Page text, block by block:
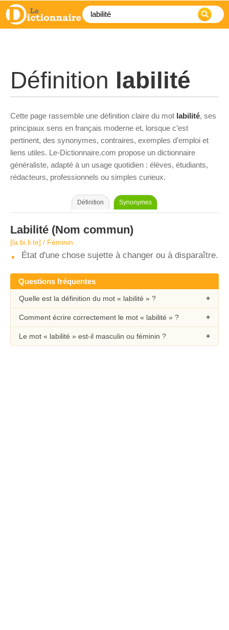
Définition labilité
Cette page rassemble une définition claire du mot labilité, ses
principaux sens en français moderne et, lorsque c’est
pertinent, des synonymes, contraires, exemples d’emploi et
liens utiles. Le-Dictionnaire.com propose un dictionnaire
généraliste, adapté à un usage quotidien : élèves, étudiants,
rédacteurs, professionnels ou simples curieux.
Définition Synonymes
Labilité (Nom commun)
[la.bi.li.te] / Féminin
État d'une chose sujette à changer ou à disparaître.
Questions fréquentes
Quelle est la définition du mot « labilité » ?
Comment écrire correctement le mot « labilité » ?
Le mot « labilité » est-il masculin ou féminin ?